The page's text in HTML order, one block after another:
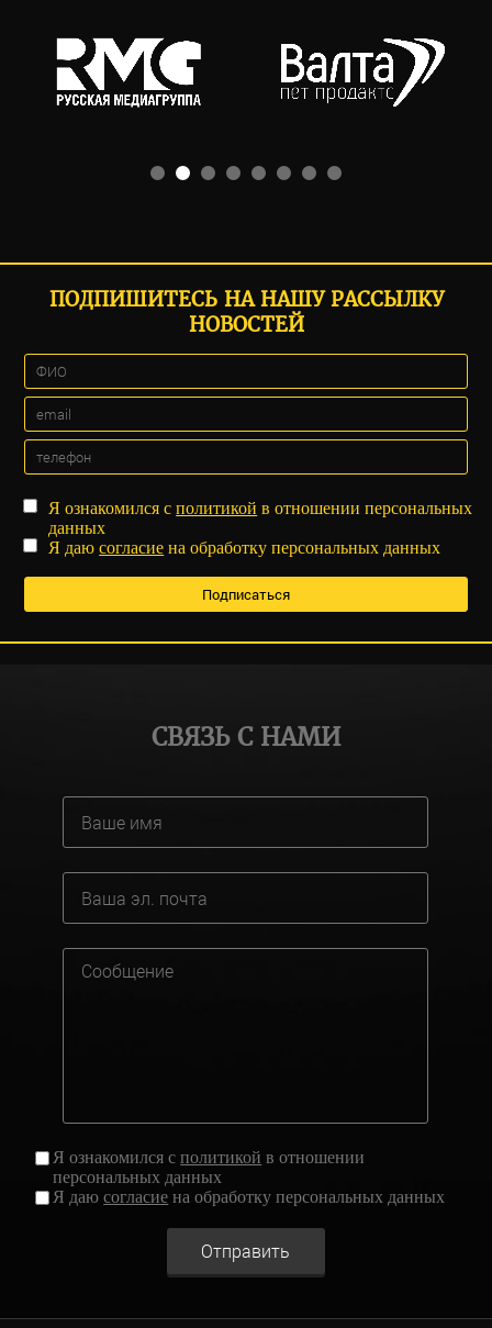
ПОДПИШИТЕСЬ НА НАШУ РАССЫЛКУ
НОВОСТЕЙ
Я ознакомился сполитикой в отношении персональных
данных
Я даюсогласие на обработку персональных данных
СВЯЗЬ С НАМИ
Я ознакомился сполитикой в отношении
персональных данных
Я даюсогласие на обработку персональных данных
Отправить